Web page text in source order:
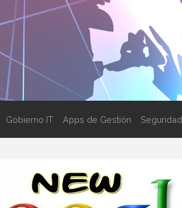
Gobierno IT Apps de Gestión Seguridad